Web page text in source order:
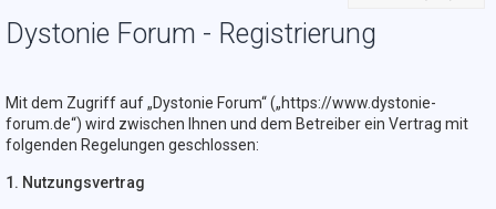
Dystonie Forum - Registrierung
Mit dem Zugriff auf „Dystonie Forum“ („https://www.dystonie-
forum.de“) wird zwischen Ihnen und dem Betreiber ein Vertrag mit
folgenden Regelungen geschlossen:
1. Nutzungsvertrag